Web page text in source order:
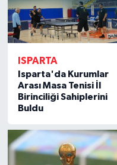
ISPARTA
Isparta'da Kurumlar
Arası Masa Tenisi İl
Birinciliği Sahiplerini
Buldu